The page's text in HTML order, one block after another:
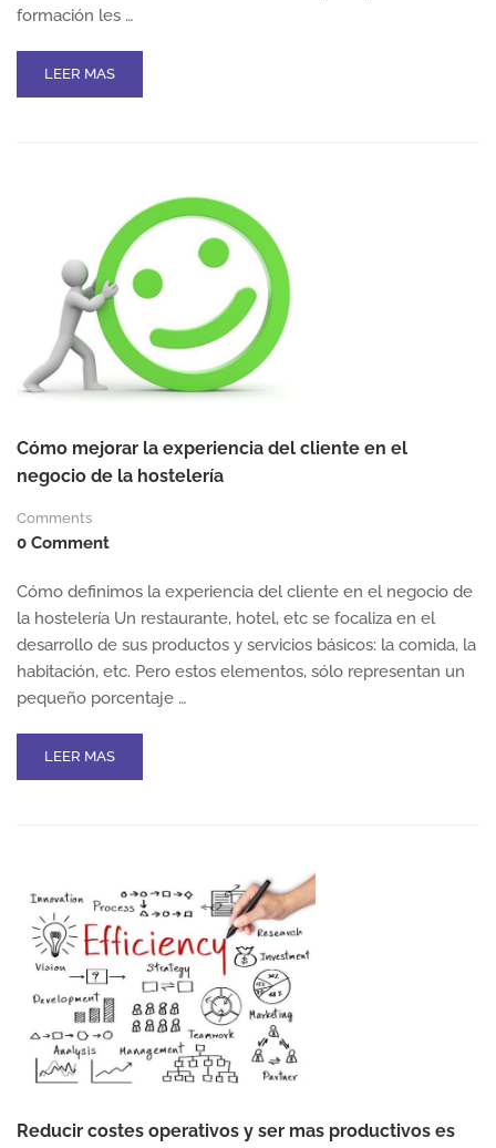
formación les …
READ
MORE
FORMACIÓN
LA
HOSTELERÍA
LEER MAS
Cómo mejorar la experiencia del cliente en el
negocio de la hostelería
Comments
0 Comment
Cómo definimos la experiencia del cliente en el negocio de
la hostelería Un restaurante, hotel, etc se focaliza en el
desarrollo de sus productos y servicios básicos: la comida, la
habitación, etc. Pero estos elementos, sólo representan un
pequeño porcentaje …
READ
MORE
EXPERIENCIA
DEL
CLIENTE
EN
EL
NEGOCIO
LA
HOSTELERÍA
LEER MAS
Reducir costes operativos y ser mas productivos es